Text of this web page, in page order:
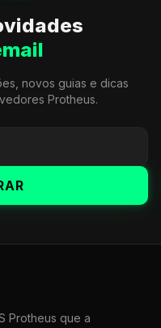
novos guias e dicas
Protheus.
Protheus que a